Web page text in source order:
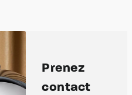
Prenez
contact